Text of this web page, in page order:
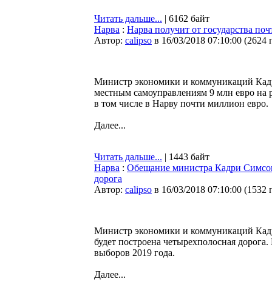
Читать дальше... | 6162 байт
Нарва : Нарва получит от государства
Автор: calipso в 16/03/2018 07:10:00 (2624
Министр экономики и коммуникаций
местным самоуправлениям 9 млн евро на
в том числе в Нарву почти миллион евро.
Далее...
Читать дальше... | 1443 байт
Нарва : Обещание министра Кадри
дорога
Автор: calipso в 16/03/2018 07:10:00 (1532
Министр экономики и коммуникаций
будет построена четырехполосная
выборов 2019 года.
Далее...